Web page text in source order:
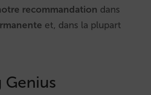
recommandation dans
et, dans la plupart
Genius